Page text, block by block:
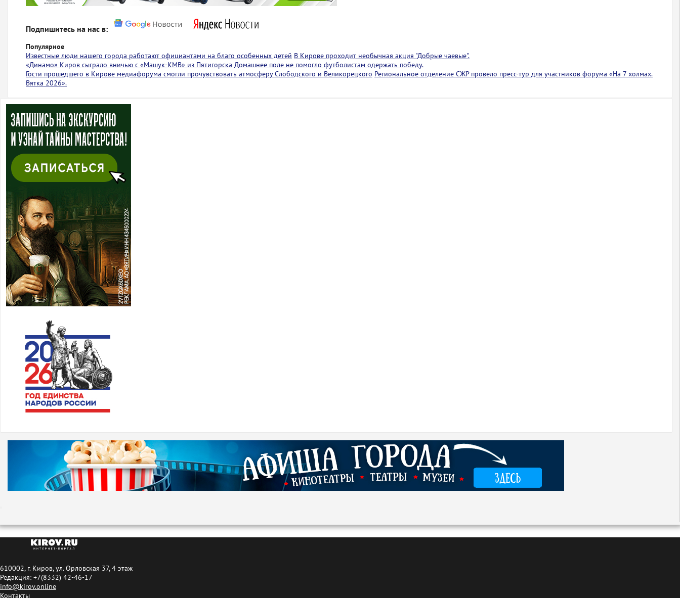
Подпишитесь на нас в:
Популярное
Известные люди нашего города работают официантами на благо особенных детей В Кирове проходит необычная акция "Добрые чаевые".
«Динамо» Киров сыграло вничью с ​​​​«Машук-КМВ» из Пятигорска Домашнее поле не помогло футболистам одержать победу.
Гости прошедшего в Кирове медиафорума смогли прочувствовать атмосферу Слободского и Великорецкого Региональное отделение СЖР провело пресс-тур для участников форума «На 7 холмах.
Вятка 2026».
610002, г. Киров, ул. Орловская 37, 4 этаж
Редакция: +7(8332) 42-46-17
info@kirov.online
Контакты